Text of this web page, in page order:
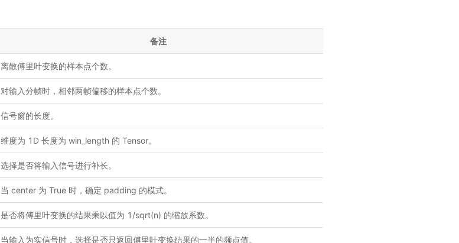
备注
离散傅里叶变换的样本点个数。
对输入分帧时，相邻两帧偏移的样本点个数。
信号窗的长度。
维度为 1D 长度为 win_length 的 Tensor。
选择是否将输入信号进行补长。
当 center 为 True 时，确定 padding 的模式。
是否将傅里叶变换的结果乘以值为 1/sqrt(n) 的缩放系数。
当输入为实信号时，选择是否只返回傅里叶变换结果的一半的频点值。